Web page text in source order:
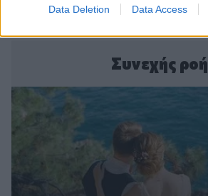
Data Deletion Data Access
Συνεχής ροή